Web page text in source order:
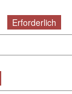
Erforderlich